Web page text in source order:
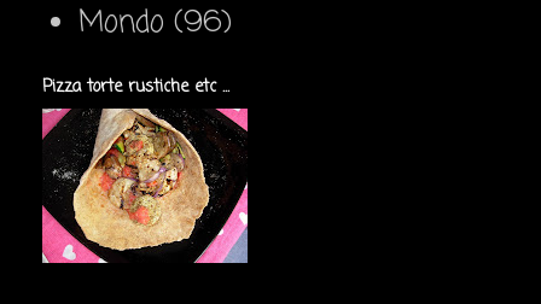
Mondo (96)
Pizza torte rustiche etc ...